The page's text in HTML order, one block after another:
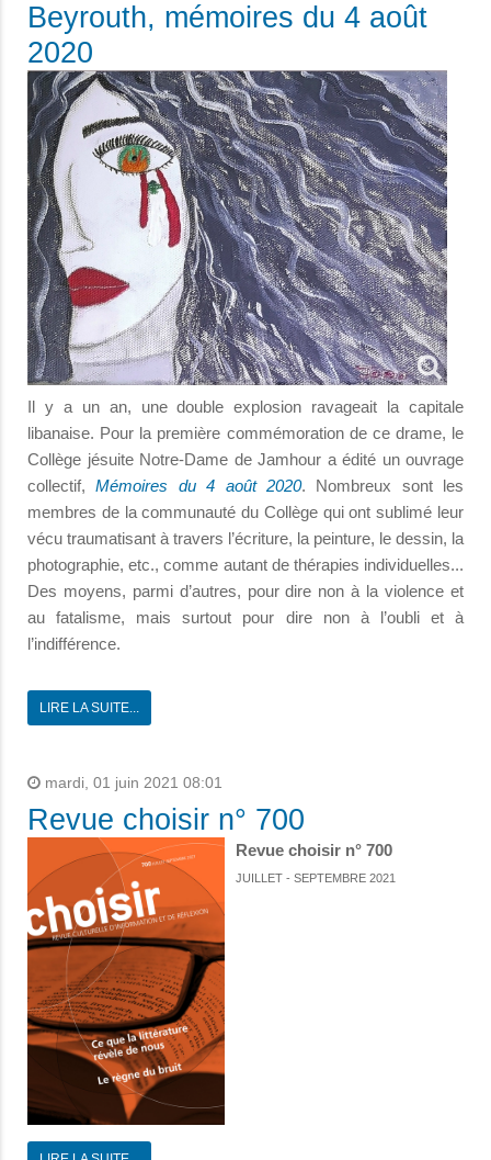
Beyrouth, mémoires du 4 août
2020
Il y a un an, une double explosion ravageait la capitale
libanaise. Pour la première commémoration de ce drame, le
Collège jésuite Notre-Dame de Jamhour a édité un ouvrage
collectif,Mémoires du 4 août 2020. Nombreux sont les
membres de la communauté du Collège qui ont sublimé leur
vécu traumatisant à travers l’écriture, la peinture, le dessin, la
photographie, etc., comme autant de thérapies individuelles...
Des moyens, parmi d’autres, pour dire non à la violence et
au fatalisme, mais surtout pour dire non à l’oubli et à
l’indifférence.
LIRE LA SUITE...
mardi, 01 juin 2021 08:01
Revue choisir n° 700
Revue choisir n° 700
JUILLET - SEPTEMBRE 2021